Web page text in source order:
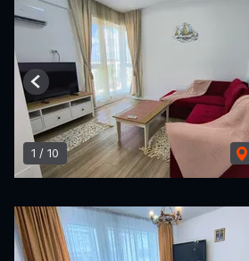
1 / 10
Previous